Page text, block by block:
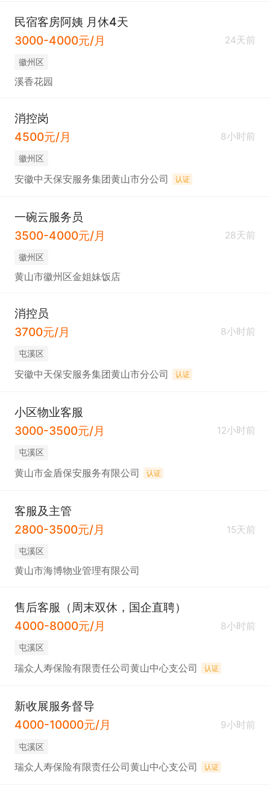
民宿客房阿姨 月休4天
3000-4000元/月
24天前
徽州区
溪香花园
消控岗
4500元/月
8小时前
徽州区
安徽中天保安服务集团黄山市分公司 认证
一碗云服务员
3500-4000元/月
28天前
徽州区
黄山市徽州区金姐妹饭店
消控员
3700元/月
8小时前
屯溪区
安徽中天保安服务集团黄山市分公司 认证
小区物业客服
3000-3500元/月
12小时前
屯溪区
黄山市金盾保安服务有限公司 认证
客服及主管
2800-3500元/月
15天前
屯溪区
黄山市海博物业管理有限公司
售后客服（周末双休，国企直聘）
4000-8000元/月
8小时前
屯溪区
瑞众人寿保险有限责任公司黄山中心支公司 认证
新收展服务督导
4000-10000元/月
9小时前
屯溪区
瑞众人寿保险有限责任公司黄山中心支公司 认证